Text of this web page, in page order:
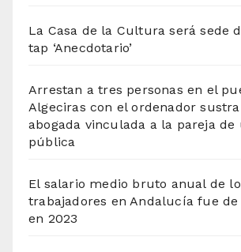
La Casa de la Cultura será sede
tap ‘Anecdotario’
Arrestan a tres personas en el
Algeciras con el ordenador
abogada vinculada a la pareja de
pública
El salario medio bruto anual de
trabajadores en Andalucía fue de
en 2023